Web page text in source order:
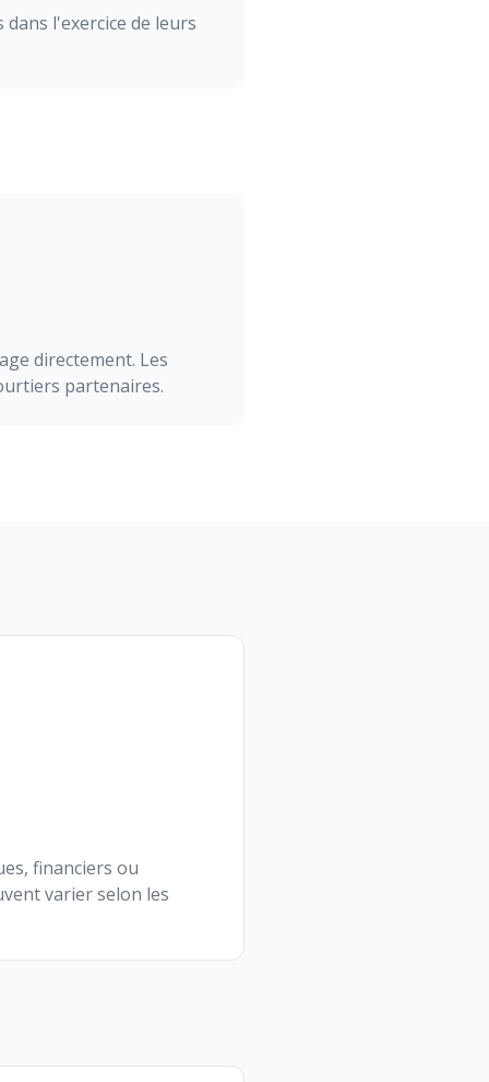
l'exercice de leurs
directement. Les
partenaires.
financiers ou
varier selon les